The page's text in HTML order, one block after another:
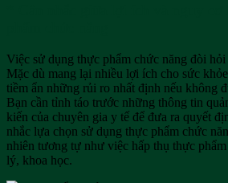
Việc sử dụng thực phẩm chức năng đòi
Mặc dù mang lại nhiều lợi ích cho sức
tiềm ẩn những rủi ro nhất định nếu không
Bạn cần tỉnh táo trước những thông tin
kiến của chuyên gia y tế để đưa ra quyết
nhắc lựa chọn sử dụng thực phẩm chức
nhiên tương tự như việc hấp thụ thực
lý, khoa học.